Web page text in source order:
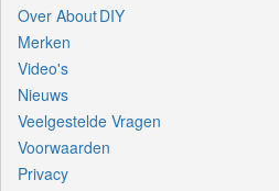
Over About DIY
Merken
Video's
Nieuws
Veelgestelde Vragen
Voorwaarden
Privacy